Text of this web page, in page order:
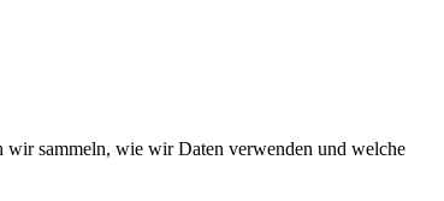
wir sammeln, wie wir Daten verwenden und welche